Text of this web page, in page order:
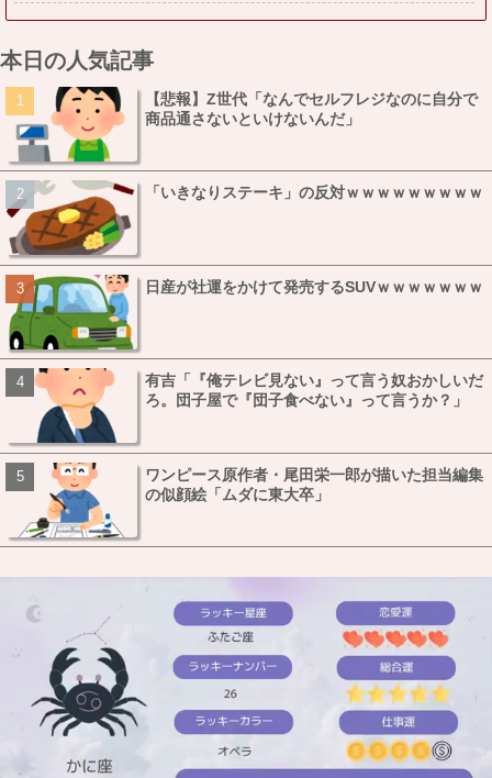
本日の人気記事
【悲報】Z世代「なんでセルフレジなのに自分で
商品通さないといけないんだ」
「いきなりステーキ」の反対ｗｗｗｗｗｗｗｗｗ
日産が社運をかけて発売するSUVｗｗｗｗｗｗｗ
有吉「『俺テレビ見ない』って言う奴おかしいだ
ろ。団子屋で『団子食べない』って言うか？」
ワンピース原作者・尾田栄一郎が描いた担当編集
の似顔絵「ムダに東大卒」